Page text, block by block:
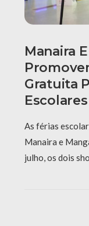
Manaira
Gratuita
Escolares
As férias
Manaira e
julho, os dois